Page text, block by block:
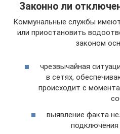
Законно ли
Коммунальные службы
или приостановить
законом
чрезвычайная
в сетях,
происходит с
выявление факта